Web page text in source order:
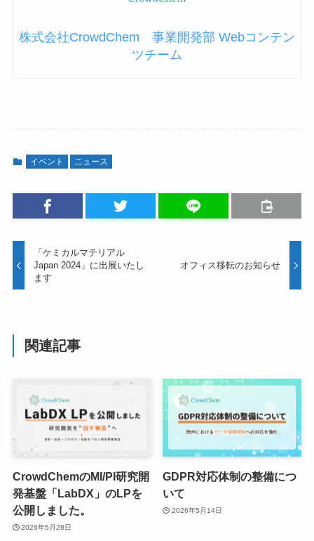
株式会社CrowdChem 事業開発部 Webコンテン
ツチーム
イベント ニュース
「ケミカルマテリアル
Japan 2024」に出展いたし
ます
オフィス移転のお知らせ
関連記事
CrowdChemのMI/PI研究開
発基盤「LabDX」のLPを
公開しました。
2026年5月28日
GDPR対応体制の整備につ
いて
2026年5月14日